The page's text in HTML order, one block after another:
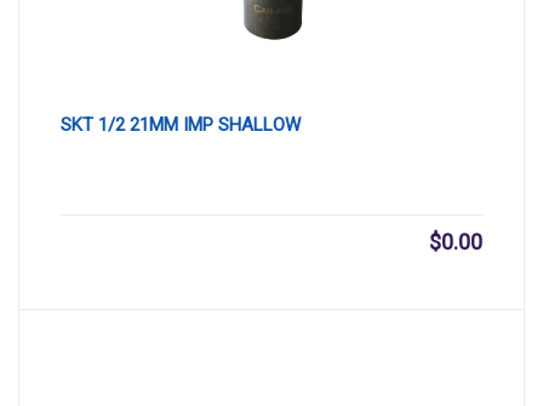
SKT 1/2 21MM IMP SHALLOW
$0.00